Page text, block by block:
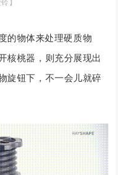
】
的物体来处理硬质物
核桃器，则充分展现出
旋钮下，不一会儿就碎